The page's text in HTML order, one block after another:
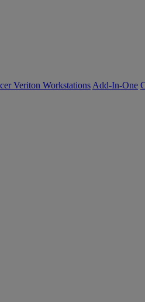
Veriton Workstations Add-In-One